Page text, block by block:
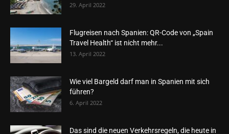
29. April 2022
Flugreisen nach Spanien: QR-Code von „Spain
Travel Health“ ist nicht mehr...
13. April 2022
Wie viel Bargeld darf man in Spanien mit sich
führen?
6. April 2022
Das sind die neuen Verkehrsregeln, die heute in